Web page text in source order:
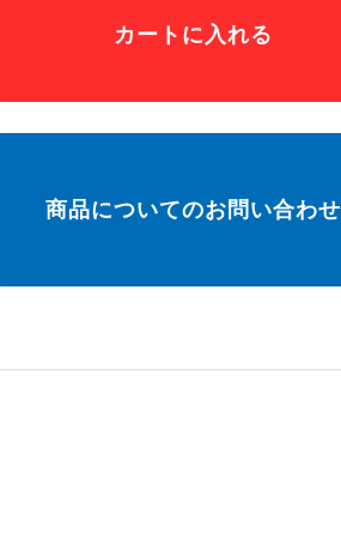
カートに入れる
商品についてのお問い合わせ